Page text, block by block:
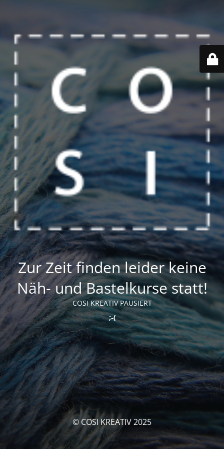
Zur Zeit finden leider keine
Näh- und Bastelkurse statt!
COSI KREATIV PAUSIERT
;-(
© COSI KREATIV 2025